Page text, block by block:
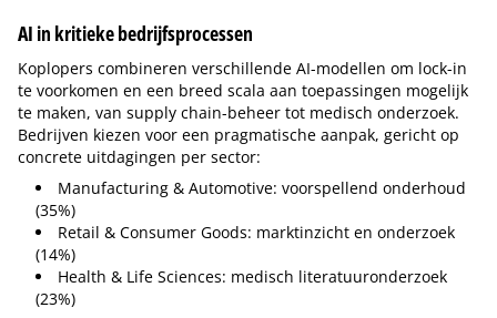
AI in kritieke bedrijfsprocessen
Koplopers combineren verschillende AI-modellen om lock-in
te voorkomen en een breed scala aan toepassingen mogelijk
te maken, van supply chain-beheer tot medisch onderzoek.
Bedrijven kiezen voor een pragmatische aanpak, gericht op
concrete uitdagingen per sector:
Manufacturing & Automotive: voorspellend onderhoud
(35%)
Retail & Consumer Goods: marktinzicht en onderzoek
(14%)
Health & Life Sciences: medisch literatuuronderzoek
(23%)